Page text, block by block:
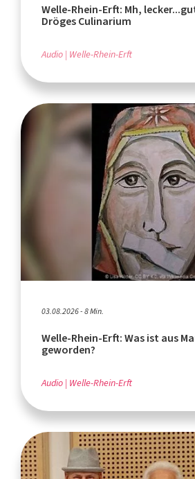
Welle-Rhein-Erft: Mh,
Dröges Culinarium
Audio Welle-Rhein-Erft
03.08.2026 - 8 Min.
Welle-Rhein-Erft: Was ist aus
geworden?
Audio Welle-Rhein-Erft